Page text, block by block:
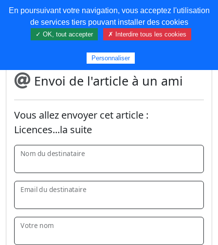
COREMA
Envoi de l'article à un ami
Vous allez envoyer cet article :
Licences...la suite
Nom du destinataire
Email du destinataire
Votre nom
En poursuivant votre navigation, vous acceptez l'utilisation
de services tiers pouvant installer des cookies
✓ OK, tout accepter ✗ Interdire tous les cookies
Personnaliser